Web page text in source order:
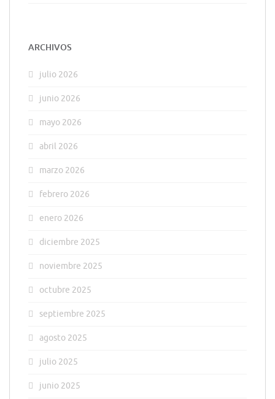
ARCHIVOS
julio 2026
junio 2026
mayo 2026
abril 2026
marzo 2026
febrero 2026
enero 2026
diciembre 2025
noviembre 2025
octubre 2025
septiembre 2025
agosto 2025
julio 2025
junio 2025